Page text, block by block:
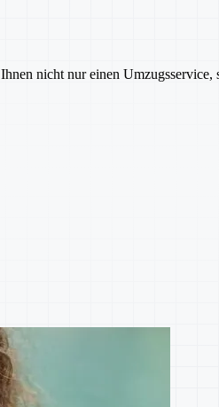
nicht nur einen